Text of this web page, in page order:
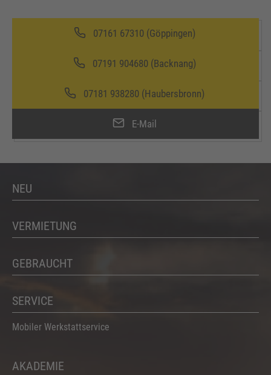
07161 67310 (Göppingen)
07191 904680 (Backnang)
07181 938280 (Haubersbronn)
E-Mail
NEU
VERMIETUNG
GEBRAUCHT
SERVICE
Mobiler Werkstattservice
AKADEMIE